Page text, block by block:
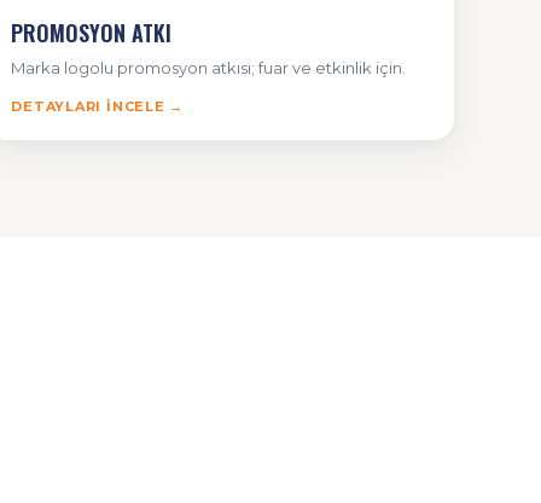
PROMOSYON ATKI
Marka logolu promosyon atkısı; fuar ve etkinlik için.
DETAYLARI İNCELE →